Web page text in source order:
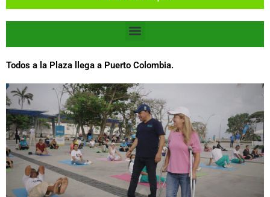
Menu
Todos a la Plaza llega a Puerto Colombia.